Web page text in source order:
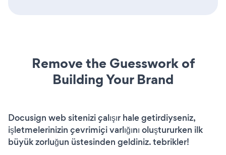
Remove the Guesswork of
Building Your Brand
Docusign web sitenizi çalışır hale getirdiyseniz,
işletmelerinizin çevrimiçi varlığını oluştururken ilk
büyük zorluğun üstesinden geldiniz. tebrikler!